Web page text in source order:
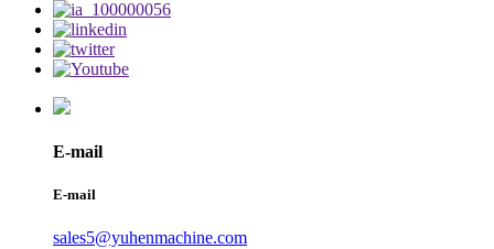
E-mail
E-mail
sales5@yuhenmachine.com